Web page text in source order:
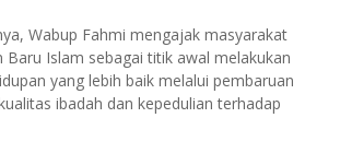
Wabup Fahmi mengajak masyarakat
Baru Islam sebagai titik awal melakukan
yang lebih baik melalui pembaruan
ibadah dan kepedulian terhadap